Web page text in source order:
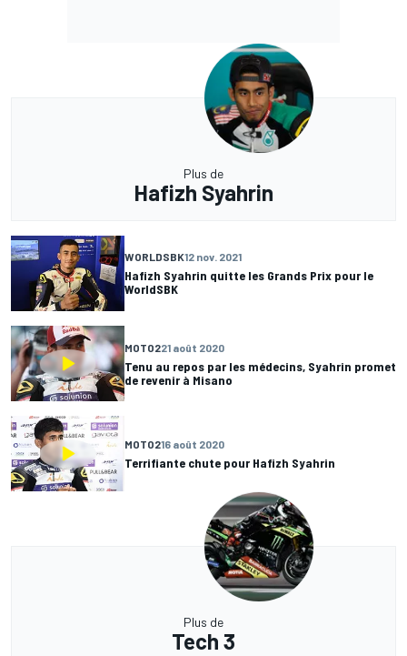
Plus de
Hafizh Syahrin
WORLDSBK12 nov. 2021
Hafizh Syahrin quitte les Grands Prix pour le
WorldSBK
MOTO221 août 2020
Tenu au repos par les médecins, Syahrin promet
de revenir à Misano
MOTO216 août 2020
Terrifiante chute pour Hafizh Syahrin
Plus de
Tech 3